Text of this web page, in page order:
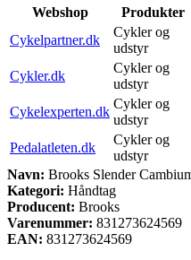
Webshop Produkter
Cykelpartner.dk
Cykler og
udstyr
Cykler.dk
Cykler og
udstyr
Cykelexperten.dk
Cykler og
udstyr
Pedalatleten.dk
Cykler og
udstyr
Navn: Brooks Slender
Kategori: Håndtag
Producent: Brooks
Varenummer: 831273624569
EAN: 831273624569